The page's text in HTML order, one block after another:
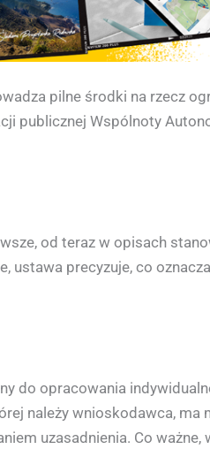
pilne środki na rzecz
publicznej Wspólnoty
od teraz w opisach
ustawa precyzuje, co
do opracowania
należy wnioskodawca, ma
uzasadnienia. Co ważne,